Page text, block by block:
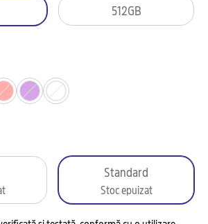
512GB
Standard
Stoc epuizat